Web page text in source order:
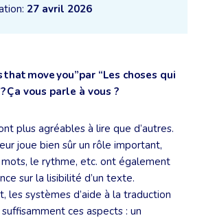
27 avril 2026
move you”par “Les choses qui
Ça vous parle à vous ?
plus agréables à lire que d’autres.
joue bien sûr un rôle important,
le rythme, etc. ont également
sur la lisibilité d’un texte.
les systèmes d’aide à la traduction
ces aspects : un